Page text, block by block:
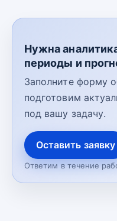
Нужна
периоды и
Заполните форму
подготовим
под вашу задачу.
Оставить заявку
Ответим в течение